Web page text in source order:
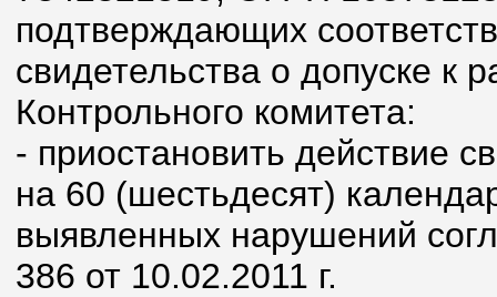
подтверждающих
свидетельства о допуске к
Контрольного комитета:
- приостановить действие
на 60 (шестьдесят)
выявленных нарушений
386 от 10.02.2011 г.